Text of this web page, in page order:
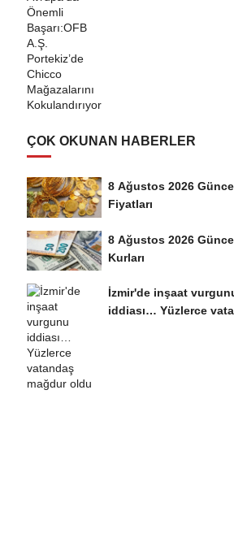
ÇOK OKUNAN HABERLER
8 Ağustos 2026
Fiyatları
8 Ağustos 2026
Kurları
İzmir'de inşaat
iddiası… Yüzlerce